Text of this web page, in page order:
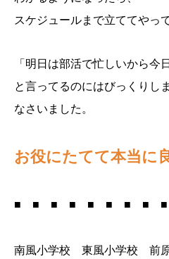
スケジュールまで立ててやっ
「明日は部活で忙しいから今
と言ってるのにはびっくりし
なさいました。
お役にたてて本当に
■ ■ ■ ■ ■ ■ ■ ■
南風小学校 東風小学校 前